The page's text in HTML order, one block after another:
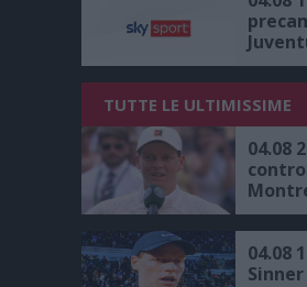
su
TUTTE LE ULTIMISSIME
04.08
04.08